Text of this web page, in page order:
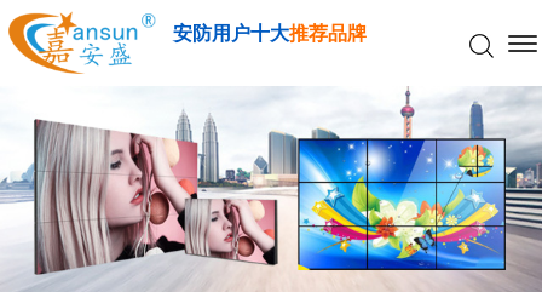
安防用户十大推荐品牌